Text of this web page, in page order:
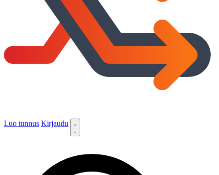
Luo tunnus Kirjaudu